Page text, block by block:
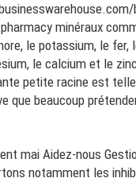
minéraux
le potassium, le fer,
le calcium et le
petite racine est
que beaucoup
mai Aidez-nous
notamment les